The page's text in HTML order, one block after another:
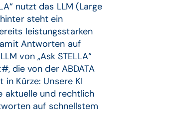
nutzt das LLM (Large
steht ein
leistungsstarken
Antworten auf
von „Ask STELLA“
die von der ABDATA
Kürze: Unsere KI
aktuelle und rechtlich
auf schnellstem